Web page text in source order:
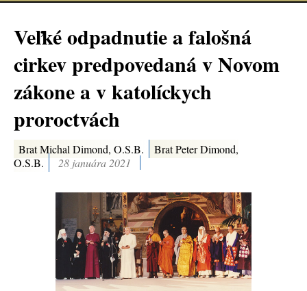
Veľké odpadnutie a falošná
cirkev predpovedaná v Novom
zákone a v katolíckych
proroctvách
Brat Michal Dimond, O.S.B.
Brat Peter Dimond,
O.S.B.
28 januára 2021